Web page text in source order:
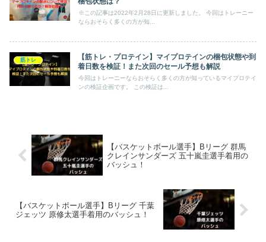
※この記事は2022年2月28日に更新しました。 今回はトレーニー
ならおそらく多くの方が知...
筋トレ
【筋トレ・プロテイン】マイプロテインの梱包状態や到
着日数を検証！また次回のセール予想も解説
今回はトレーニーならおそらく多くの方が知っているマイプロテイ
ンの検証企画です。 この検証は...
【バスケットボール選手】Bリーグ 群馬
クレインサンダーズ 五十嵐圭選手着用の
バッシュ！
【バスケットボール選手】Bリーグ 千葉
ジェッツ 原修太選手着用のバッシュ！